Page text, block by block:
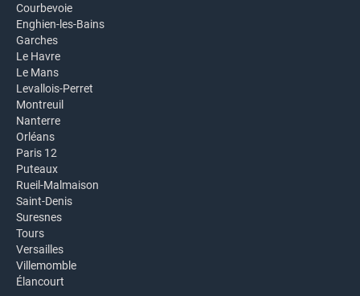
Courbevoie
Enghien-les-Bains
Garches
Le Havre
Le Mans
Levallois-Perret
Montreuil
Nanterre
Orléans
Paris 12
Puteaux
Rueil-Malmaison
Saint-Denis
Suresnes
Tours
Versailles
Villemomble
Élancourt